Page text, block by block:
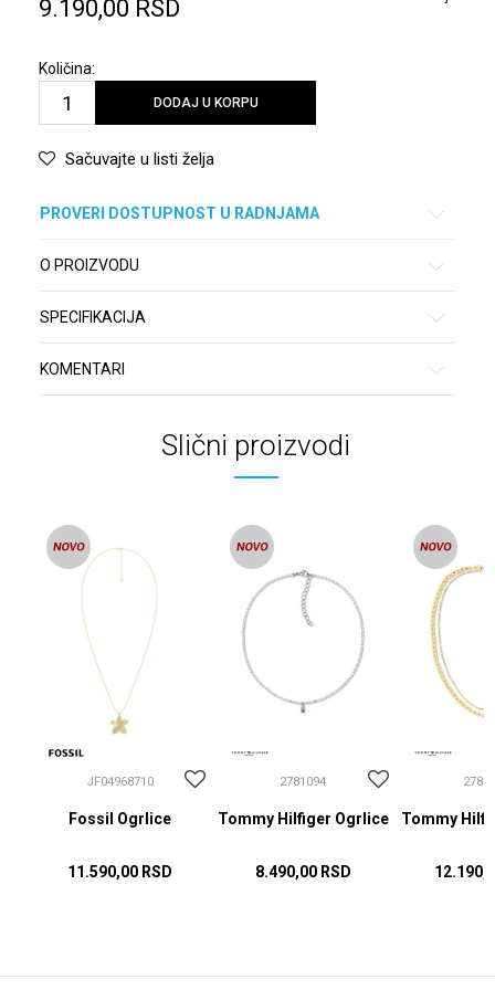
9.190,00 RSD
Količina:
DODAJ U KORPU
Sačuvajte u listi želja
PROVERI DOSTUPNOST U RADNJAMA
O PROIZVODU
SPECIFIKACIJA
KOMENTARI
Slični proizvodi
JF04968710
Fossil Ogrlice
11.590,00 RSD
2781094
Tommy Hilfiger Ogrlice
8.490,00 RSD
Tommy